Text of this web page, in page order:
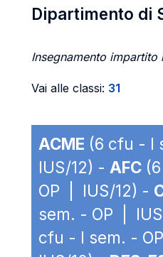
Dipartimento di
Insegnamento impartito
Vai alle classi: 31
ACME (6 cfu - I
IUS/12) - AFC
OP | IUS/12) -
sem. - OP |
cfu - I sem. -